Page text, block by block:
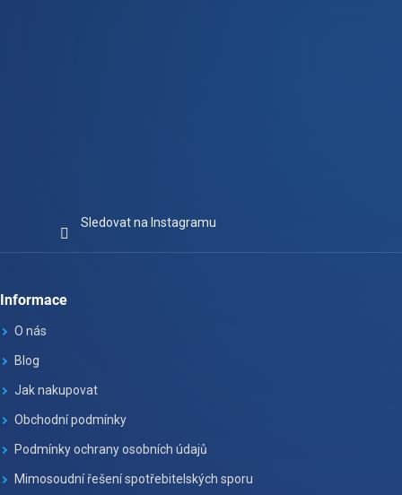
Sledovat na Instagramu
Informace
O nás
Blog
Jak nakupovat
Obchodní podmínky
Podmínky ochrany osobních údajů
Mimosoudní řešení spotřebitelských sporu